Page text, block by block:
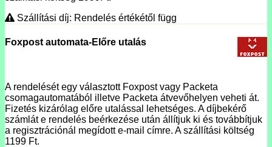
Szállítási díj: Rendelés értékétől függ
Foxpost automata-Előre utalás
A rendelését egy választott Foxpost vagy Packeta
csomagautomatából illetve Packeta átvevőhelyen veheti át.
Fizetés kizárólag előre utalással lehetséges. A díjbekérő
számlát e rendelés beérkezése után állítjuk ki és továbbítjuk
a regisztrációnál megídott e-mail címre. A szállítási költség
1199 Ft.